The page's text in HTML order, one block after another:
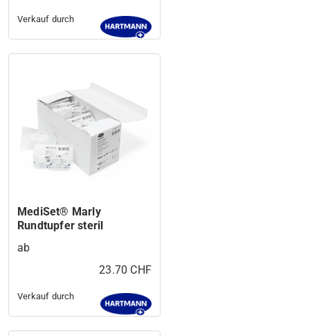
Verkauf durch
MediSet® Marly
Rundtupfer steril
ab
23.70 CHF
Verkauf durch